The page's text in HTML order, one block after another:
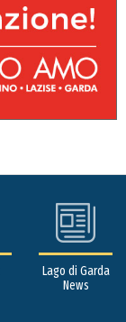
Lago di Garda
News